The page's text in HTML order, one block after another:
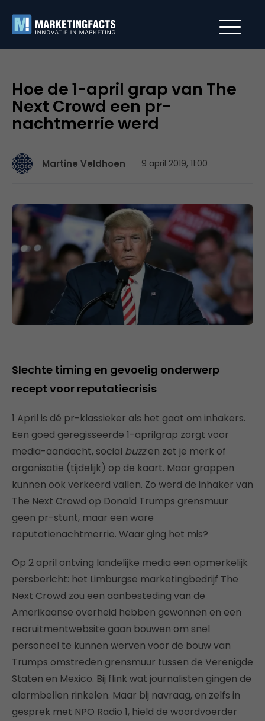
Hoe de 1-april grap van The
Next Crowd een pr-
nachtmerrie werd
Martine Veldhoen 9 april 2019, 11:00
Slechte timing en gevoelig onderwerp
recept voor reputatiecrisis
1 April is dé pr-klassieker als het gaat om inhakers.
Een goed geregisseerde 1-aprilgrap zorgt voor
media-aandacht, social buzzen zet je merk of
organisatie (tijdelijk) op de kaart. Maar grappen
kunnen ook verkeerd vallen. Zo werd de inhaker van
The Next Crowd op Donald Trumps grensmuur
geen pr-stunt, maar een ware
reputatienachtmerrie. Waar ging het mis?
Op 2 april ontving landelijke media een opmerkelijk
persbericht: het Limburgse marketingbedrijf The
Next Crowd zou een aanbesteding van de
Amerikaanse overheid hebben gewonnen en een
recruitmentwebsite gaan bouwen om snel
personeel te kunnen werven voor de bouw van
Trumps omstreden grensmuur tussen de Verenigde
Staten en Mexico. Bij flink wat journalisten gingen de
alarmbellen rinkelen. Maar bij navraag, en zelfs in
gesprek met NPO Radio 1, hield de woordvoerder